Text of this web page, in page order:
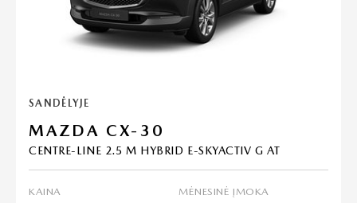
SANDĖLYJE
MAZDA CX-30
CENTRE-LINE 2.5 M HYBRID E-SKYACTIV G AT
KAINA MĖNESINĖ ĮMOKA